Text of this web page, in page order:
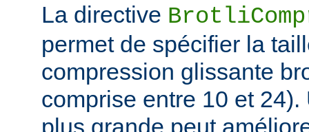
La directive
permet de spécifier la
compression glissante
comprise entre 10 et
plus grande peut